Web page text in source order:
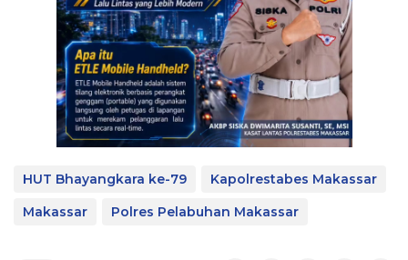
HUT Bhayangkara ke-79
Kapolrestabes Makassar
Makassar
Polres Pelabuhan Makassar